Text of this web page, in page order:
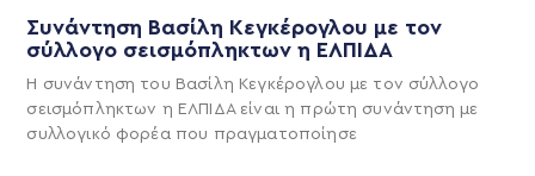
Συνάντηση Βασίλη Κεγκέρογλου με τον
σύλλογο σεισμόπληκτων η ΕΛΠΙΔΑ
Η συνάντηση του Βασίλη Κεγκέρογλου με τον σύλλογο
σεισμόπληκτων η ΕΛΠΙΔΑ είναι η πρώτη συνάντηση με
συλλογικό φορέα που πραγματοποίησε